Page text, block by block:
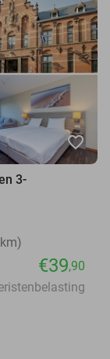
favorite_border
3-
€39,90